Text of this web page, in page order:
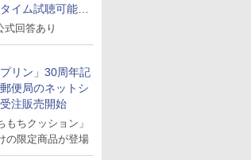
イム試聴可能。
字幕付き
式回答あり
プリン」30周年記
便局のネットシ
注販売開始
もちクッション」
の限定商品が登場